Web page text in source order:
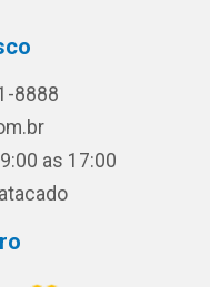
8888
as 17:00